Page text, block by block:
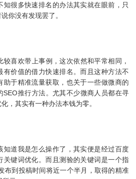
知很多快速排名的办法其实就在眼前，只
你没有发现罢了。
喜欢带上事例，这次依然和平常相同，
有价值的借力快速排名。而且这种方法不
助于精准流量获取，也关于一些做微商的
SEO推行方法。尤其不少微商人员都在寻
，其实有一种办法本钱为零。
道我是怎么操作了，其实便是经过百度
关键词优化。而且测验的关键词是一个指
布到投稿时间将近一个半月，取得的精准